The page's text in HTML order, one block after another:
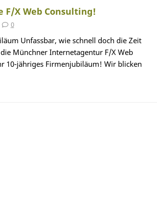
F/X Web Consulting!
0
Unfassbar, wie schnell doch die Zeit
Münchner Internetagentur F/X Web
10-jähriges Firmenjubiläum! Wir blicken